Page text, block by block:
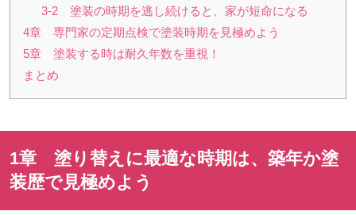
3-2 塗装の時期を逃し続けると、家が短命になる
4章 専門家の定期点検で塗装時期を見極めよう
5章 塗装する時は耐久年数を重視！
まとめ
1章 塗り替えに最適な時期は、築年か塗
装歴で見極めよう